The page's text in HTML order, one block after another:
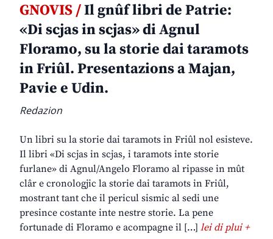
GNOVIS /Il gnûf libri de Patrie:
«Di scjas in scjas» di Agnul
Floramo, su la storie dai taramots
in Friûl. Presentazions a Majan,
Pavie e Udin.
Redazion
Un libri su la storie dai taramots in Friûl nol esisteve.
Il libri «Di scjas in scjas, i taramots inte storie
furlane» di Agnul/Angelo Floramo al ripasse in mût
clâr e cronologjic la storie dai taramots in Friûl,
mostrant tant che il pericul sismic al sedi une
presince costante inte nestre storie. La pene
fortunade di Floramo e acompagne il […] lei di plui +